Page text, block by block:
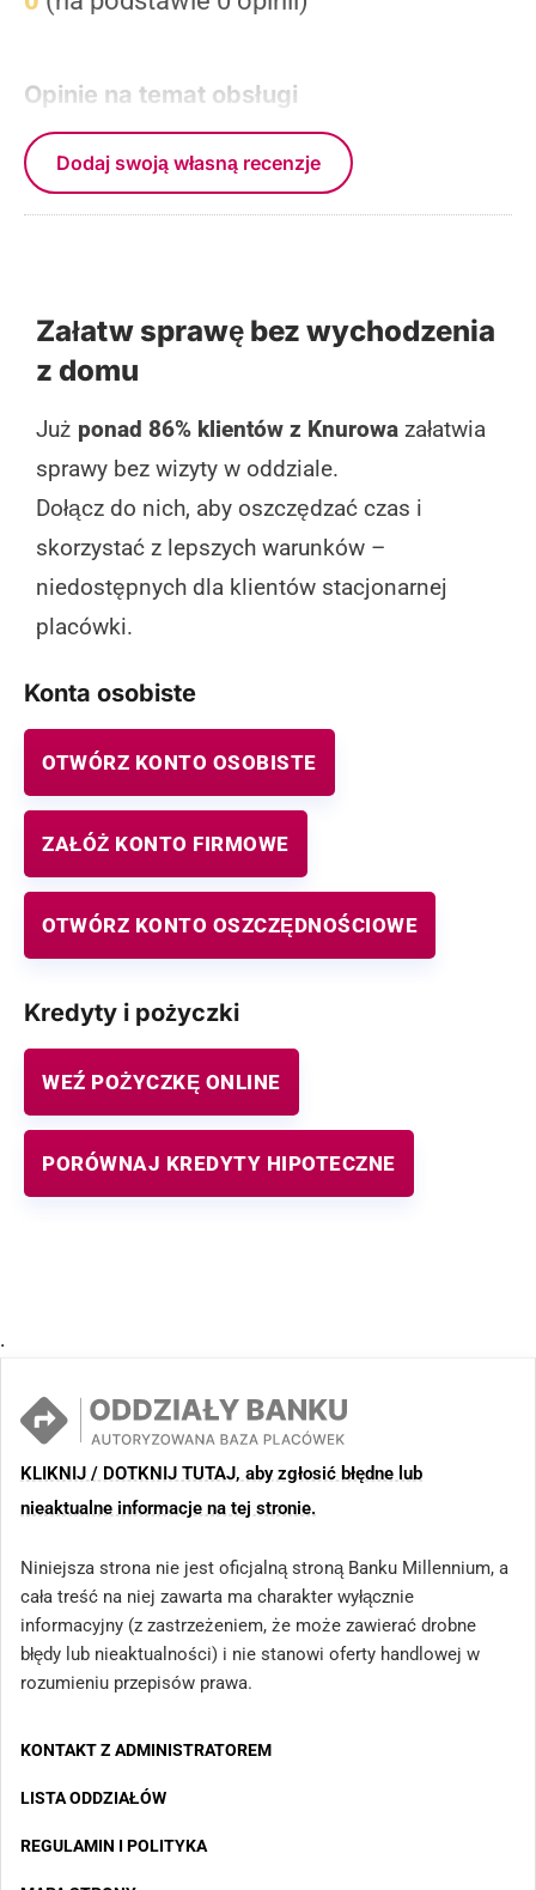
Opinie na temat obsługi
Dodaj swoją własną recenzje
Załatw sprawę bez wychodzenia
z domu
Już ponad 86% klientów z Knurowa załatwia
sprawy bez wizyty w oddziale.
Dołącz do nich, aby oszczędzać czas i
skorzystać z lepszych warunków –
niedostępnych dla klientów stacjonarnej
placówki.
Konta osobiste
OTWÓRZ KONTO OSOBISTE
ZAŁÓŻ KONTO FIRMOWE
OTWÓRZ KONTO OSZCZĘDNOŚCIOWE
Kredyty i pożyczki
WEŹ POŻYCZKĘ ONLINE
PORÓWNAJ KREDYTY HIPOTECZNE
.
KLIKNIJ / DOTKNIJ TUTAJ, aby zgłosić błędne lub
nieaktualne informacje na tej stronie.
Niniejsza strona nie jest oficjalną stroną Banku Millennium, a
cała treść na niej zawarta ma charakter wyłącznie
informacyjny (z zastrzeżeniem, że może zawierać drobne
błędy lub nieaktualności) i nie stanowi oferty handlowej w
rozumieniu przepisów prawa.
KONTAKT Z ADMINISTRATOREM
LISTA ODDZIAŁÓW
REGULAMIN I POLITYKA